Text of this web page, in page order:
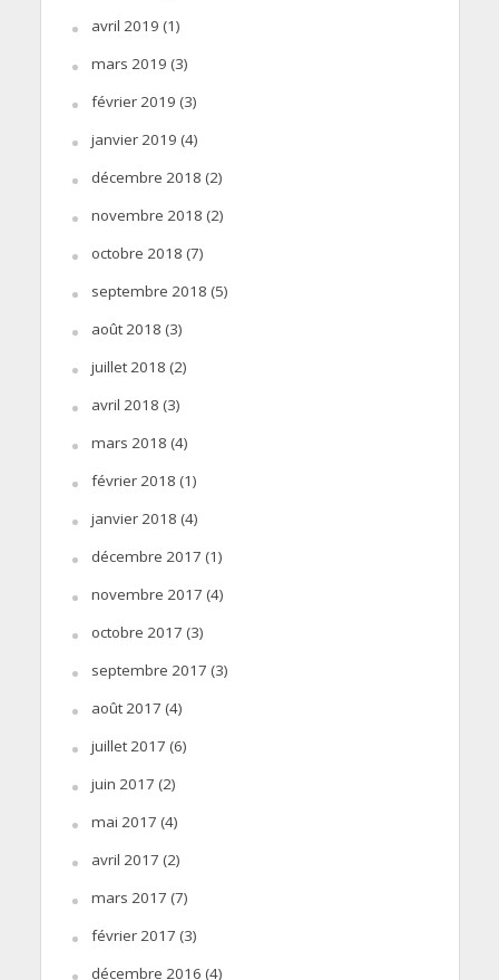
avril 2019 (1)
mars 2019 (3)
février 2019 (3)
janvier 2019 (4)
décembre 2018 (2)
novembre 2018 (2)
octobre 2018 (7)
septembre 2018 (5)
août 2018 (3)
juillet 2018 (2)
avril 2018 (3)
mars 2018 (4)
février 2018 (1)
janvier 2018 (4)
décembre 2017 (1)
novembre 2017 (4)
octobre 2017 (3)
septembre 2017 (3)
août 2017 (4)
juillet 2017 (6)
juin 2017 (2)
mai 2017 (4)
avril 2017 (2)
mars 2017 (7)
février 2017 (3)
décembre 2016 (4)